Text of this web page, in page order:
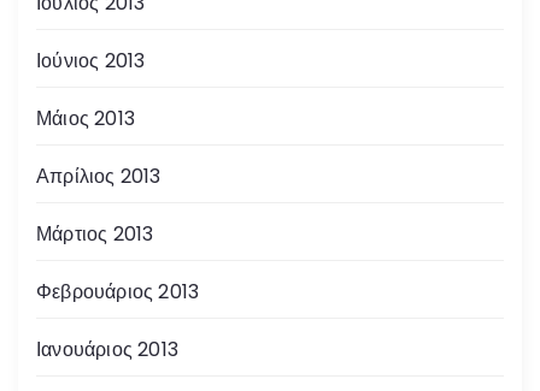
Ιούνιος 2013
Μάιος 2013
Απρίλιος 2013
Μάρτιος 2013
Φεβρουάριος 2013
Ιανουάριος 2013